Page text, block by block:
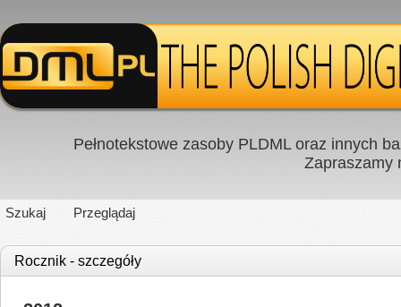
Pełnotekstowe zasoby PLDML oraz innych
Zapraszamy
Szukaj Przeglądaj
Rocznik - szczegóły